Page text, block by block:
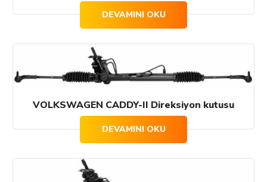
DEVAMINI OKU
VOLKSWAGEN CADDY-II Direksiyon kutusu
DEVAMINI OKU